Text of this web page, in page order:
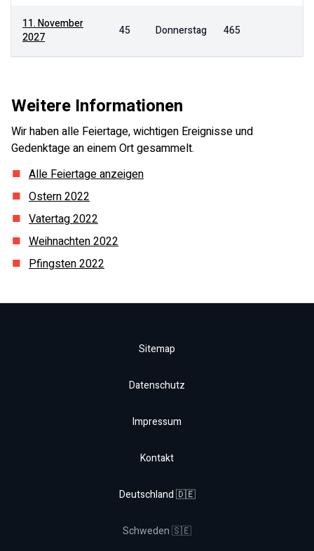
11. November
2027
45 Donnerstag 465
Weitere Informationen
Wir haben alle Feiertage, wichtigen Ereignisse und
Gedenktage an einem Ort gesammelt.
Alle Feiertage anzeigen
Ostern2022
Vatertag2022
Weihnachten2022
Pfingsten2022
Sitemap
Datenschutz
Impressum
Kontakt
Deutschland 🇩🇪
Schweden 🇸🇪